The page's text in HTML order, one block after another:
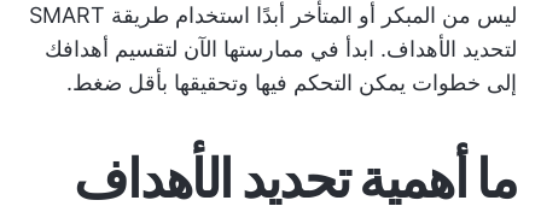
ليس من المبكر أو المتأخر أبدًا استخدام طريقة SMART
لتحديد الأهداف. ابدأ في ممارستها الآن لتقسيم أهدافك
إلى خطوات يمكن التحكم فيها وتحقيقها بأقل ضغط.
ما أهمية تحديد الأهداف